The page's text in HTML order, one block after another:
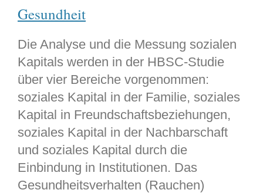
Gesundheit
Die Analyse und die Messung sozialen
Kapitals werden in der HBSC-Studie
über vier Bereiche vorgenommen:
soziales Kapital in der Familie, soziales
Kapital in Freundschaftsbeziehungen,
soziales Kapital in der Nachbarschaft
und soziales Kapital durch die
Einbindung in Institutionen. Das
Gesundheitsverhalten (Rauchen)